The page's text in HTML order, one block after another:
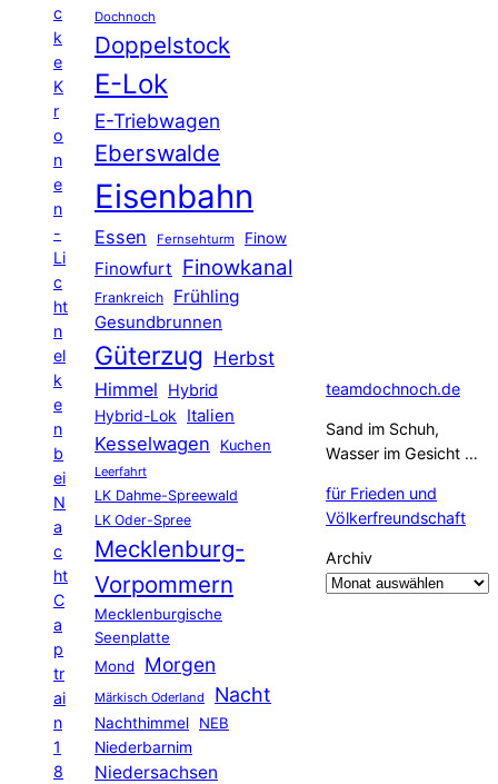
c
k
e
K
r
o
n
e
n
-
Li
c
ht
n
el
k
e
n
b
ei
N
a
c
ht
C
a
p
tr
ai
n
1
8
Dochnoch
Doppelstock
E-Lok
E-Triebwagen
Eberswalde
Eisenbahn
Essen Fernsehturm Finow
Finowfurt Finowkanal
Frankreich Frühling
Gesundbrunnen
Güterzug Herbst
Himmel
Hybrid
Hybrid-Lok Italien
Kesselwagen Kuchen
Leerfahrt
LK Dahme-Spreewald
LK Oder-Spree
Mecklenburg-
Vorpommern
Mecklenburgische
Seenplatte
Mond
Morgen
Märkisch Oderland Nacht
Nachthimmel
NEB
Niederbarnim
Niedersachsen
teamdochnoch.de
Sand im Schuh,
Wasser im Gesicht …
für Frieden und
Völkerfreundschaft
Archiv